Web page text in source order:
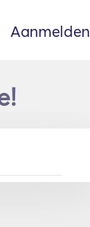
Aanmelden